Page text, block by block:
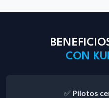
CON
✅ Pilotos